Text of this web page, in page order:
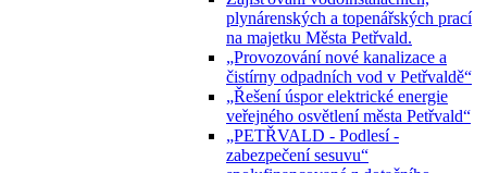
plynárenských a topenářských prací
na majetku Města Petřvald.
„Provozování nové kanalizace a
čistírny odpadních vod v Petřvaldě“
„Řešení úspor elektrické energie
veřejného osvětlení města Petřvald“
„PETŘVALD - Podlesí -
zabezpečení sesuvu“